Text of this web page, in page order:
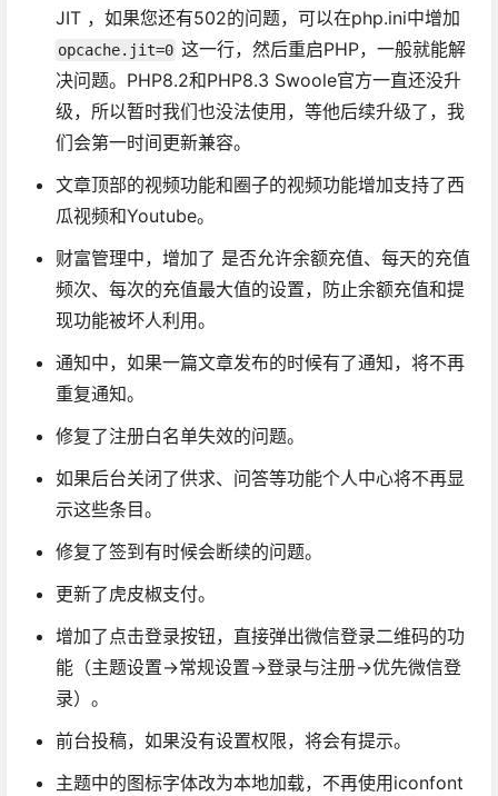
JIT ，如果您还有502的问题，可以在php.ini中增加
opcache.jit=0 这一行，然后重启PHP，一般就能解
决问题。PHP8.2和PHP8.3 Swoole官方一直还没升
级，所以暂时我们也没法使用，等他后续升级了，我
们会第一时间更新兼容。
文章顶部的视频功能和圈子的视频功能增加支持了西
瓜视频和Youtube。
财富管理中，增加了 是否允许余额充值、每天的充值
频次、每次的充值最大值的设置，防止余额充值和提
现功能被坏人利用。
通知中，如果一篇文章发布的时候有了通知，将不再
重复通知。
修复了注册白名单失效的问题。
如果后台关闭了供求、问答等功能个人中心将不再显
示这些条目。
修复了签到有时候会断续的问题。
更新了虎皮椒支付。
增加了点击登录按钮，直接弹出微信登录二维码的功
能（主题设置->常规设置->登录与注册->优先微信登
录）。
前台投稿，如果没有设置权限，将会有提示。
主题中的图标字体改为本地加载，不再使用iconfont